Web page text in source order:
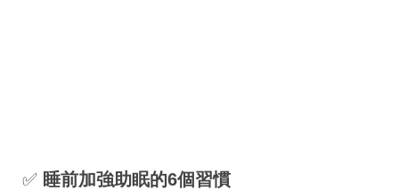
✅ 睡前加強助眠的6個習慣